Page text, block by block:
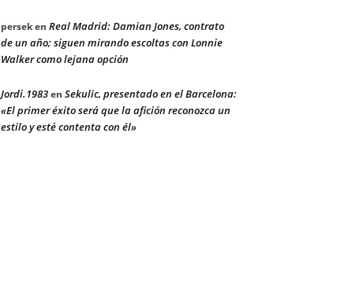
perseken Real Madrid: Damian Jones, contrato
de un año; siguen mirando escoltas con Lonnie
Walker como lejana opción
Jordi.1983en Sekulic, presentado en el Barcelona:
«El primer éxito será que la afición reconozca un
estilo y esté contenta con él»